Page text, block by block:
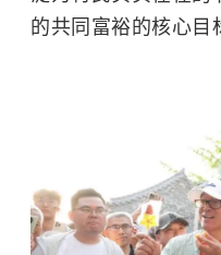
的共同富裕的核心目